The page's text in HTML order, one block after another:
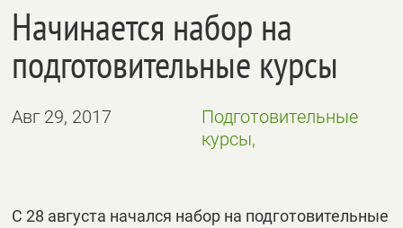
Начинается набор на
подготовительные курсы
Авг 29, 2017
Подготовительные
курсы,
С 28 августа начался набор на подготовительные